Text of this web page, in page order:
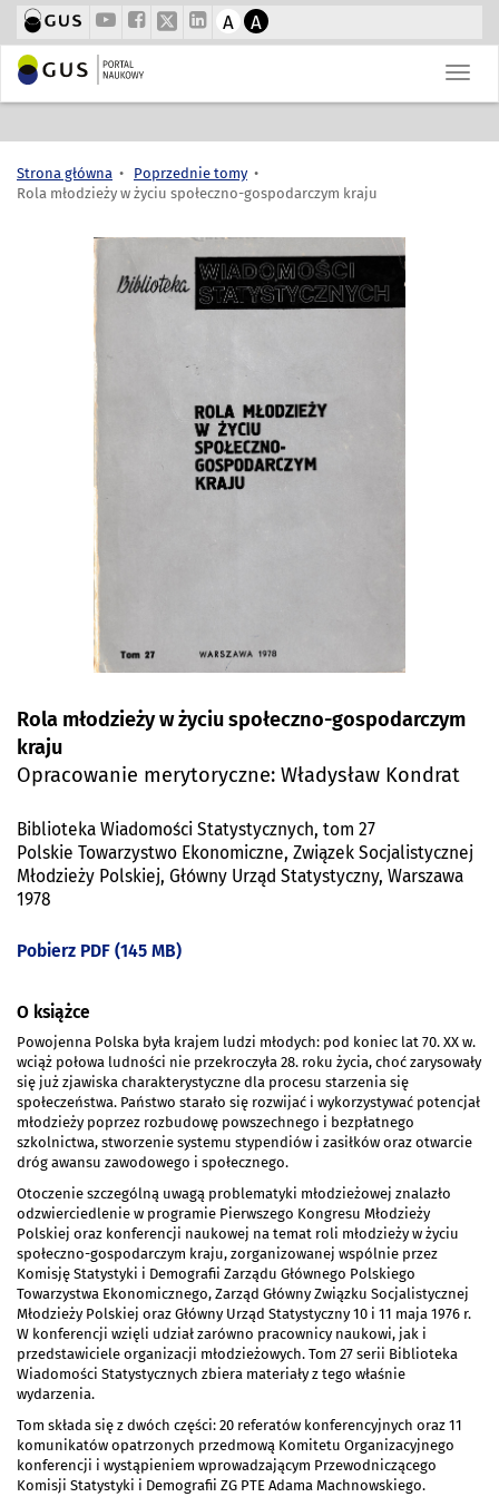
A A
Strona główna
Poprzednie tomy
Rola młodzieży w życiu społeczno-gospodarczym kraju
Rola młodzieży w życiu społeczno-gospodarczym
kraju
Opracowanie merytoryczne: Władysław Kondrat
Biblioteka Wiadomości Statystycznych, tom 27
Polskie Towarzystwo Ekonomiczne, Związek Socjalistycznej
Młodzieży Polskiej, Główny Urząd Statystyczny, Warszawa
1978
Pobierz PDF (145 MB)
O książce
Powojenna Polska była krajem ludzi młodych: pod koniec lat 70. XX w.
wciąż połowa ludności nie przekroczyła 28. roku życia, choć zarysowały
się już zjawiska charakterystyczne dla procesu starzenia się
społeczeństwa. Państwo starało się rozwijać i wykorzystywać potencjał
młodzieży poprzez rozbudowę powszechnego i bezpłatnego
szkolnictwa, stworzenie systemu stypendiów i zasiłków oraz otwarcie
dróg awansu zawodowego i społecznego.
Otoczenie szczególną uwagą problematyki młodzieżowej znalazło
odzwierciedlenie w programie Pierwszego Kongresu Młodzieży
Polskiej oraz konferencji naukowej na temat roli młodzieży w życiu
społeczno-gospodarczym kraju, zorganizowanej wspólnie przez
Komisję Statystyki i Demografii Zarządu Głównego Polskiego
Towarzystwa Ekonomicznego, Zarząd Główny Związku Socjalistycznej
Młodzieży Polskiej oraz Główny Urząd Statystyczny 10 i 11 maja 1976 r.
W konferencji wzięli udział zarówno pracownicy naukowi, jak i
przedstawiciele organizacji młodzieżowych. Tom 27 serii Biblioteka
Wiadomości Statystycznych zbiera materiały z tego właśnie
wydarzenia.
Tom składa się z dwóch części: 20 referatów konferencyjnych oraz 11
komunikatów opatrzonych przedmową Komitetu Organizacyjnego
konferencji i wystąpieniem wprowadzającym Przewodniczącego
Komisji Statystyki i Demografii ZG PTE Adama Machnowskiego.